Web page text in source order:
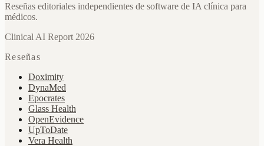
Reseñas editoriales independientes de software de IA clínica para
médicos.
Clinical AI Report 2026
Reseñas
Doximity
DynaMed
Epocrates
Glass Health
OpenEvidence
UpToDate
Vera Health